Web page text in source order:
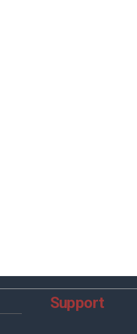
Support